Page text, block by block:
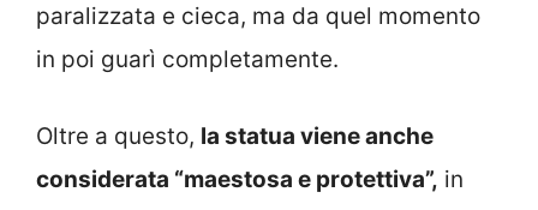
paralizzata e cieca, ma da quel momento
in poi guarì completamente.
Oltre a questo, la statua viene anche
considerata “maestosa e protettiva”, in